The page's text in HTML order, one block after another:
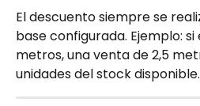
El descuento siempre se
base configurada. Ejemplo:
metros, una venta de 2,5
unidades del stock disponible.